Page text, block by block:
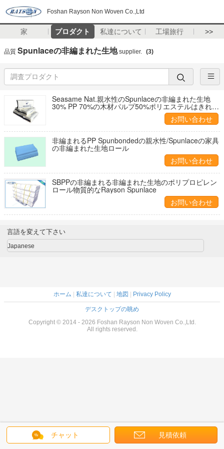
Foshan Rayson Non Woven Co.,Ltd
家 プロダクト 私達について 工場旅行 >>
品質 Spunlaceの非編まれた生地supplier. (3)
Seasame Nat.親水性のSpunlaceの非編まれた生地
30% PP 70%の木材パルプ50%ポリエステルはきれい
お問い合わせ
非編まれるPP Spunbondedの親水性/Spunlaceの家具
の非編まれた生地ロール
お問い合わせ
SBPPの非編まれる非編まれた生地のポリプロピレン
ロール物質的なRayson Spunlace
お問い合わせ
チャット 見積依頼
言語を変えて下さい
Japanese
ホーム 私達について 地図 Privacy Policy
デスクトップの眺め
Copyright © 2014 - 2026 Foshan Rayson Non Woven Co.,Ltd.
All rights reserved.